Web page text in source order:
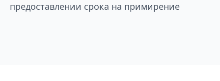
предоставлении срока на примирение